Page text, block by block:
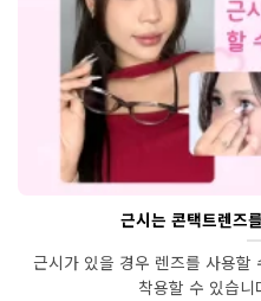
근시는 콘택트렌즈
근시가 있을 경우 렌즈를 사용할
착용할 수 있습